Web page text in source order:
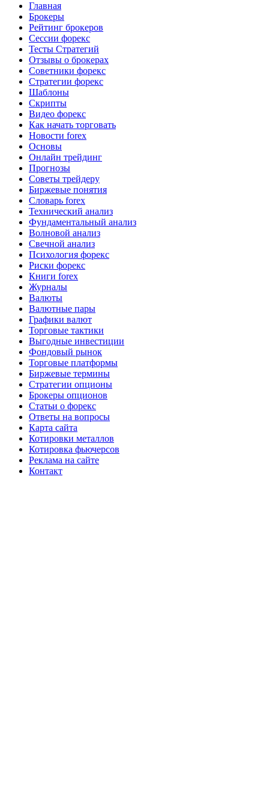
Главная
Брокеры
Рейтинг брокеров
Сессии форекс
Тесты Стратегий
Отзывы о брокерах
Советники форекс
Стратегии форекс
Шаблоны
Скрипты
Видео форекс
Как начать торговать
Новости forex
Основы
Онлайн трейдинг
Прогнозы
Советы трейдеру
Биржевые понятия
Словарь forex
Технический анализ
Фундаментальный анализ
Волновой анализ
Свечной анализ
Психология форекс
Риски форекс
Книги forex
Журналы
Валюты
Валютные пары
Графики валют
Торговые тактики
Выгодные инвестиции
Фондовый рынок
Торговые платформы
Биржевые термины
Стратегии опционы
Брокеры опционов
Статьи о форекс
Ответы на вопросы
Карта сайта
Котировки металлов
Котировка фьючерсов
Реклама на сайте
Контакт